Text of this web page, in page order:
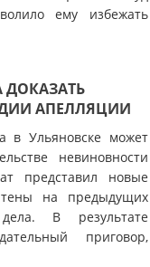
ему избежать
ДОКАЗАТЬ
АПЕЛЛЯЦИИ
в Ульяновске может
невиновности
представил новые
на предыдущих
В результате
приговор,